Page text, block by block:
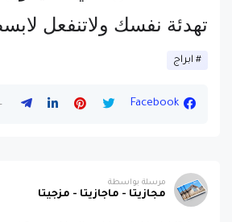
تهدئة نفسك ولاتنفعل
ابراج
Facebook
مرسلة بواسطة
مجازيتا - ماجازيتا - مزجيتا